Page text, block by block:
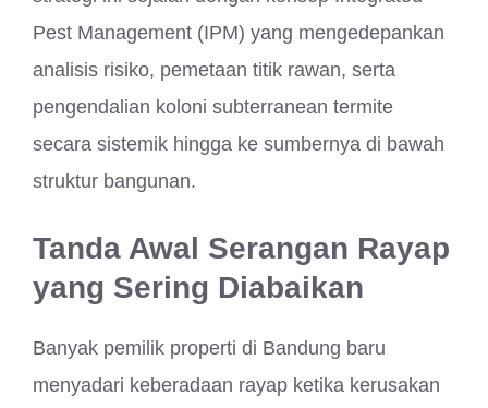
Pest Management (IPM) yang mengedepankan
analisis risiko, pemetaan titik rawan, serta
pengendalian koloni subterranean termite
secara sistemik hingga ke sumbernya di bawah
struktur bangunan.
Tanda Awal Serangan Rayap
yang Sering Diabaikan
Banyak pemilik properti di Bandung baru
menyadari keberadaan rayap ketika kerusakan